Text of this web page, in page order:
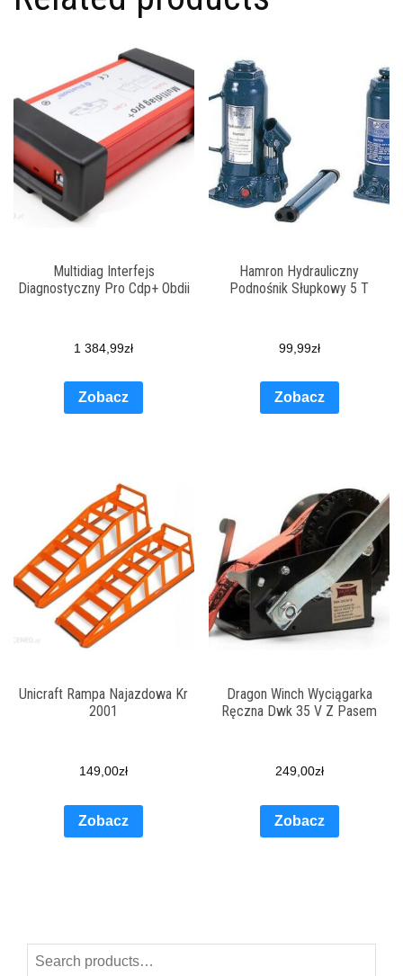
Multidiag Interfejs
Diagnostyczny Pro Cdp+ Obdii
1 384,99zł
Zobacz
Hamron Hydrauliczny
Podnośnik Słupkowy 5 T
99,99zł
Zobacz
Unicraft Rampa Najazdowa Kr
2001
149,00zł
Zobacz
Dragon Winch Wyciągarka
Ręczna Dwk 35 V Z Pasem
249,00zł
Zobacz
Search